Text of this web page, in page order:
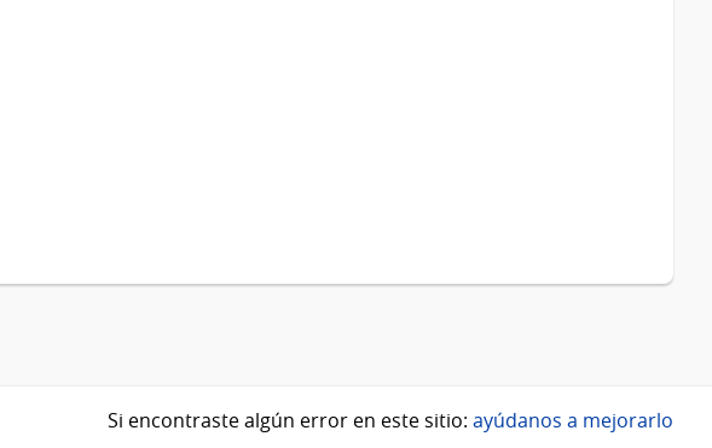
Si encontraste algún error en este sitio: ayúdanos a mejorarlo